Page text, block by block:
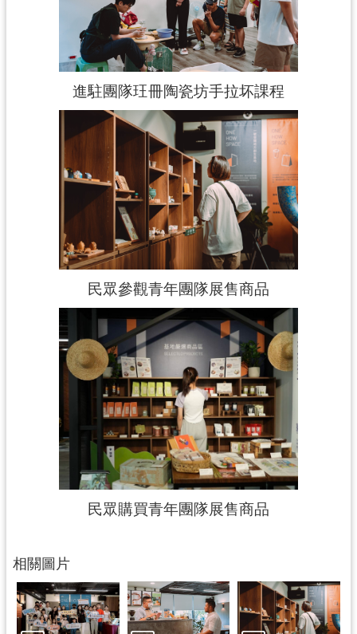
進駐團隊玨冊陶瓷坊手拉坏課程
民眾參觀青年團隊展售商品
民眾購買青年團隊展售商品
相關圖片